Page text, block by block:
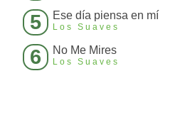
5 Ese día piensa en mí
Los Suaves
6 No Me Mires
Los Suaves